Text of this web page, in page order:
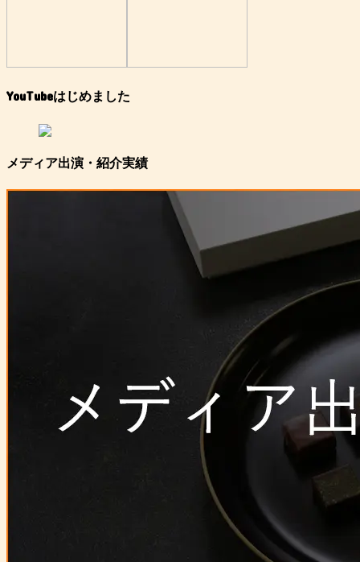
YouTubeはじめました
メディア出演・紹介実績